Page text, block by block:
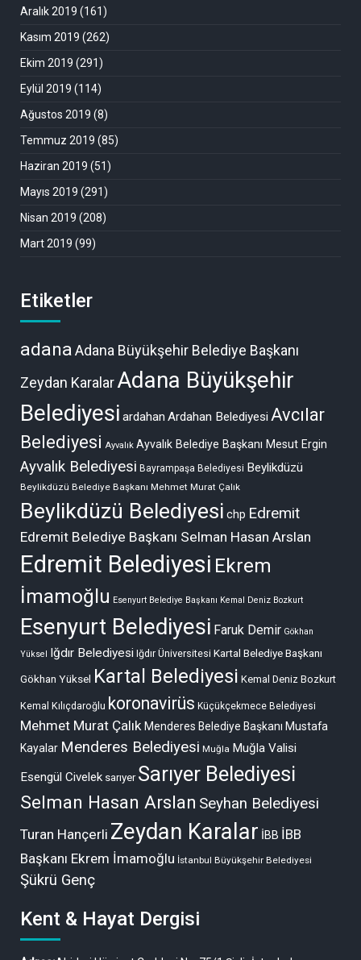
Aralık 2019 (161)
Kasım 2019 (262)
Ekim 2019 (291)
Eylül 2019 (114)
Ağustos 2019 (8)
Temmuz 2019 (85)
Haziran 2019 (51)
Mayıs 2019 (291)
Nisan 2019 (208)
Mart 2019 (99)
Etiketler
adanaAdana Büyükşehir Belediye Başkanı
Zeydan KaralarAdana Büyükşehir
Belediyesi ardahan Ardahan Belediyesi Avcılar
Belediyesi Ayvalık Ayvalık Belediye Başkanı Mesut Ergin
Ayvalık Belediyesi Bayrampaşa Belediyesi Beylikdüzü
Beylikdüzü Belediye Başkanı Mehmet Murat Çalık
Beylikdüzü Belediyesi chp Edremit
Edremit Belediye Başkanı Selman Hasan Arslan
Edremit Belediyesi Ekrem
İmamoğlu Esenyurt Belediye Başkanı Kemal Deniz Bozkurt
Esenyurt Belediyesi Faruk Demir Gökhan
Yüksel Iğdır Belediyesi Iğdır Üniversitesi Kartal Belediye Başkanı
Gökhan Yüksel Kartal Belediyesi Kemal Deniz Bozkurt
Kemal Kılıçdaroğlu koronavirüs Küçükçekmece Belediyesi
Mehmet Murat Çalık Menderes Belediye Başkanı Mustafa
Kayalar Menderes Belediyesi Muğla Muğla Valisi
Esengül Civelek sarıyer Sarıyer Belediyesi
Selman Hasan Arslan Seyhan Belediyesi
Turan Hançerli Zeydan Karalar İBB İBB
Başkanı Ekrem İmamoğlu İstanbul Büyükşehir Belediyesi
Şükrü Genç
Kent & Hayat Dergisi